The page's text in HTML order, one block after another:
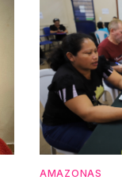
AMAZONAS